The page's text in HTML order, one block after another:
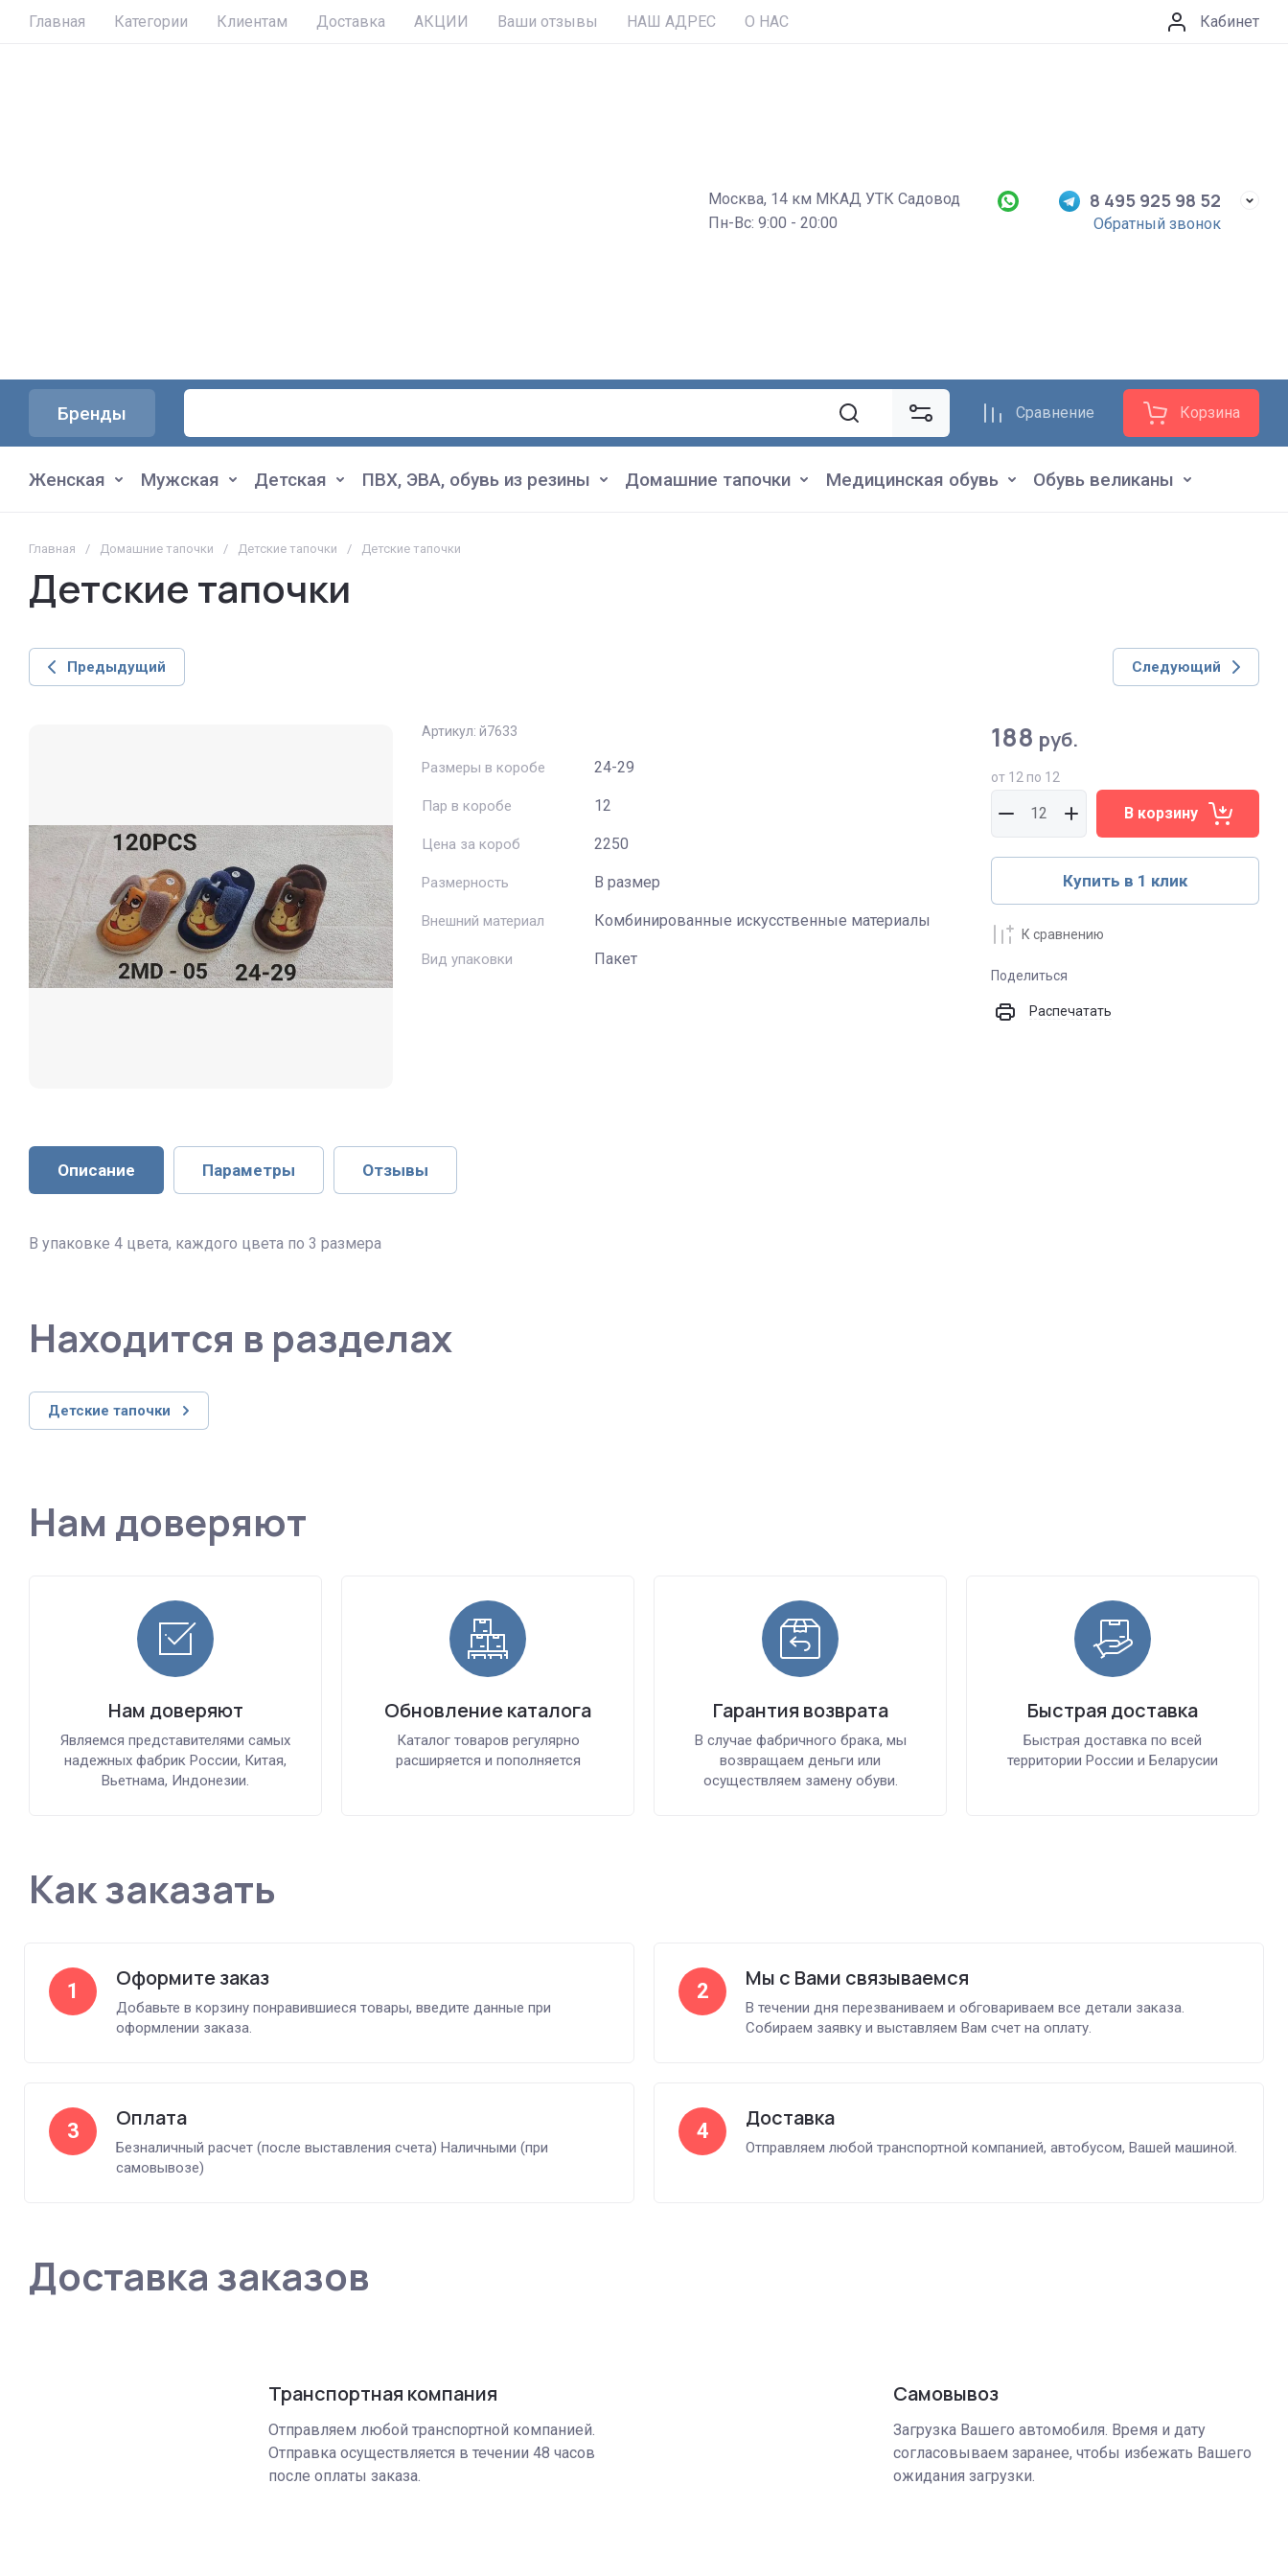
Главная Категории Клиентам Доставка АКЦИИ Ваши отзывы НАШ АДРЕС О НАС Кабинет
Москва, 14 км МКАД УТК Садовод
Пн-Вс: 9:00 - 20:00
8 495 925 98 52
Обратный звонок
Бренды Сравнение Корзина
Женская Мужская Детская ПВХ, ЭВА, обувь из резины Домашние тапочки Медицинская обувь Обувь великаны
Главная / Домашние тапочки / Детские тапочки / Детские тапочки
Детские тапочки
Предыдущий Следующий
Артикул: й7633
Размеры в коробе 24-29
Пар в коробе 12
Цена за короб 2250
Размерность В размер
Внешний материал Комбинированные искусственные материалы
Вид упаковки Пакет
188 руб.
от 12 по 12
В корзину
Купить в 1 клик
К сравнению
Поделиться
Распечатать
Описание Параметры Отзывы
В упаковке 4 цвета, каждого цвета по 3 размера
Находится в разделах
Детские тапочки
Нам доверяют
Нам доверяют
Являемся представителями самых
надежных фабрик России, Китая,
Вьетнама, Индонезии.
Обновление каталога
Каталог товаров регулярно
расширяется и пополняется
Гарантия возврата
В случае фабричного брака, мы
возвращаем деньги или
осуществляем замену обуви.
Быстрая доставка
Быстрая доставка по всей
территории России и Беларусии
Как заказать
1
Оформите заказ
Добавьте в корзину понравившиеся товары, введите данные при
оформлении заказа.
2
Мы с Вами связываемся
В течении дня перезваниваем и обговариваем все детали заказа.
Собираем заявку и выставляем Вам счет на оплату.
3
Оплата
Безналичный расчет (после выставления счета) Наличными (при
самовывозе)
4
Доставка
Отправляем любой транспортной компанией, автобусом, Вашей машиной.
Доставка заказов
Транспортная компания
Отправляем любой транспортной компанией.
Отправка осуществляется в течении 48 часов
после оплаты заказа.
Самовывоз
Загрузка Вашего автомобиля. Время и дату
согласовываем заранее, чтобы избежать Вашего
ожидания загрузки.